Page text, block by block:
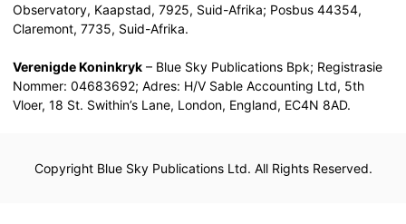
Observatory, Kaapstad, 7925, Suid-Afrika; Posbus 44354,
Claremont, 7735, Suid-Afrika.
Verenigde Koninkryk – Blue Sky Publications Bpk; Registrasie
Nommer: 04683692; Adres: H/V Sable Accounting Ltd, 5th
Vloer, 18 St. Swithin’s Lane, London, England, EC4N 8AD.
Copyright Blue Sky Publications Ltd. All Rights Reserved.